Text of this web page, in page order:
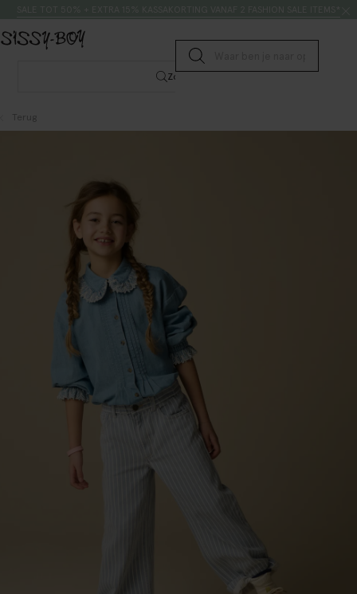
Submit search
Zoeken
Terug